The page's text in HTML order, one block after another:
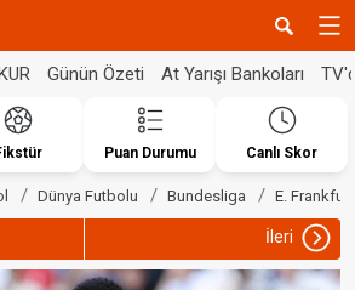
Günün Özeti At Yarışı Bankoları
Puan Durumu Canlı Skor
Dünya Futbolu Bundesliga E. Frankfurt
İleri